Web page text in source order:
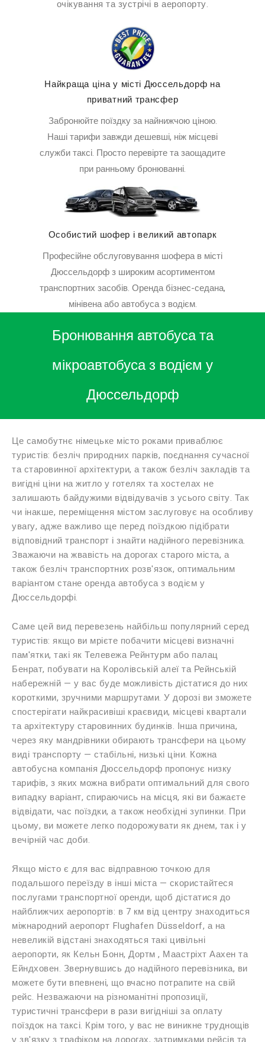
очікування та зустрічі в аеропорту.
Найкраща ціна у місті Дюссельдорф на
приватний трансфер
Забронюйте поїздку за найнижчою ціною.
Наші тарифи завжди дешевші, ніж місцеві
служби таксі. Просто перевірте та заощадите
при ранньому бронюванні.
Особистий шофер і великий автопарк
Професійне обслуговування шофера в місті
Дюссельдорф з широким асортиментом
транспортних засобів. Оренда бізнес-седана,
мінівена або автобуса з водієм.
Бронювання автобуса та
мікроавтобуса з водієм у
Дюссельдорф
Це самобутнє німецьке місто роками приваблює
туристів: безліч природних парків, поєднання сучасної
та старовинної архітектури, а також безліч закладів та
вигідні ціни на житло у готелях та хостелах не
залишають байдужими відвідувачів з усього світу. Так
чи інакше, переміщення містом заслуговує на особливу
увагу, адже важливо ще перед поїздкою підібрати
відповідний транспорт і знайти надійного перевізника.
Зважаючи на жвавість на дорогах старого міста, а
також безліч транспортних розв'язок, оптимальним
варіантом стане оренда автобуса з водієм у
Дюссельдорфі.
Саме цей вид перевезень найбільш популярний серед
туристів: якщо ви мрієте побачити місцеві визначні
пам'ятки, такі як Телевежа Рейнтурм або палац
Бенрат, побувати на Королівській алеї та Рейнській
набережній — у вас буде можливість дістатися до них
короткими, зручними маршрутами. У дорозі ви зможете
спостерігати найкрасивіші краєвиди, місцеві квартали
та архітектуру старовинних будинків. Інша причина,
через яку мандрівники обирають трансфери на цьому
виді транспорту — стабільні, низькі ціни. Кожна
автобусна компанія Дюссельдорф пропонує низку
тарифів, з яких можна вибрати оптимальний для свого
випадку варіант, спираючись на місця, які ви бажаєте
відвідати, час поїздки, а також необхідні зупинки. При
цьому, ви можете легко подорожувати як днем, так і у
вечірній час доби.
Якщо місто є для вас відправною точкою для
подальшого переїзду в інші міста — скористайтеся
послугами транспортної оренди, щоб дістатися до
найближчих аеропортів: в 7 км від центру знаходиться
міжнародний аеропорт Flughafen Düsseldorf, а на
невеликій відстані знаходяться такі цивільні
аеропорти, як Кельн Бонн, Дортм , Маастріхт Аахен та
Ейндховен. Звернувшись до надійного перевізника, ви
можете бути впевнені, що вчасно потрапите на свій
рейс. Незважаючи на різноманітні пропозиції,
туристичні трансфери в рази вигідніші за оплату
поїздок на таксі. Крім того, у вас не виникне труднощів